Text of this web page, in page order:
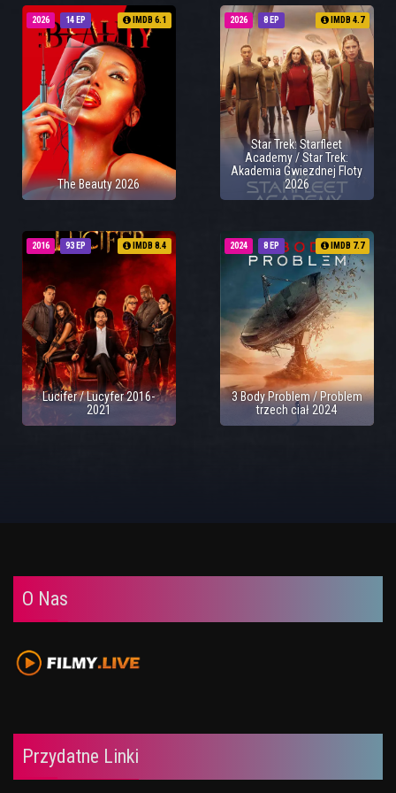
14 EP
2026 IMDB 6.1
The Beauty 2026
8 EP
2026 IMDB 4.7
Star Trek: Starfleet
Academy / Star Trek:
Akademia Gwiezdnej Floty
2026
93 EP
2016 IMDB 8.4
Lucifer / Lucyfer 2016-
2021
8 EP
2024 IMDB 7.7
3 Body Problem / Problem
trzech ciał 2024
O Nas
Przydatne Linki